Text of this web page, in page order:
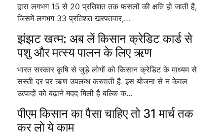
द्वारा लगभग 15 से 20 प्रतिशत तक फसलों की क्षति हो जाती है,
जिसमें लगभग 33 प्रतिशत खरपतवार,…
झंझट खत्म: अब लें किसान क्रेडिट कार्ड से
पशु और मत्स्य पालन के लिए ऋण
भारत सरकार कृषि से जुड़े लोगों को किसान क्रेडिट के माध्यम से
सस्ती दर पर ऋण उपलब्ध करवाती है. इस योजना से न केवल
उत्पादों को बढ़ाने मदद मिली है बल्कि क…
पीएम किसान का पैसा चाहिए तो 31 मार्च तक
कर लो ये काम